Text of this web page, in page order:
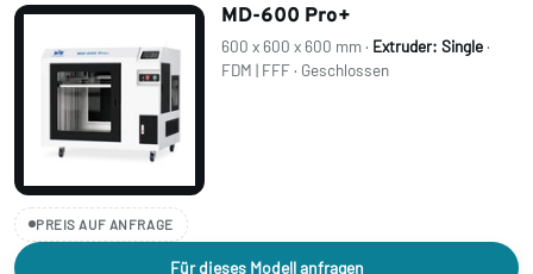
MD-600 Pro+
600 x 600 x 600 mm · Extruder: Single·
FDM | FFF · Geschlossen
PREIS AUF ANFRAGE
Für dieses Modell anfragen